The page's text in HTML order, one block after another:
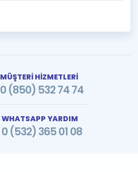
MÜŞTERİ HİZMETLERİ
0 (850) 532 74 74
WHATSAPP YARDIM
0 (532) 365 01 08